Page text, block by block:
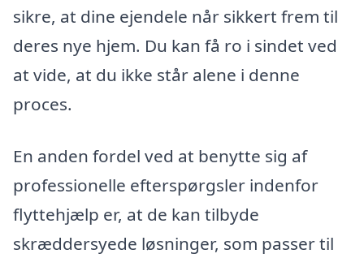
sikre, at dine ejendele når sikkert frem til
deres nye hjem. Du kan få ro i sindet ved
at vide, at du ikke står alene i denne
proces.
En anden fordel ved at benytte sig af
professionelle efterspørgsler indenfor
flyttehjælp er, at de kan tilbyde
skræddersyede løsninger, som passer til